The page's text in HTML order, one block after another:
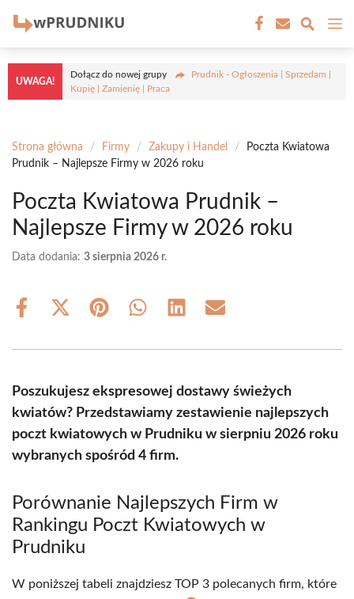
treści
UWAGA!
Dołącz do nowej grupy
Prudnik - Ogłoszenia | Sprzedam |
Kupię | Zamienię | Praca
Strona główna / Firmy / Zakupy i Handel /
Poczta Kwiatowa
Prudnik – Najlepsze Firmy w 2026 roku
Poczta Kwiatowa Prudnik –
Najlepsze Firmy w 2026 roku
Data dodania: 3 sierpnia 2026 r.
Share
Share
(Twitter)
Share Share Share Share
Poszukujesz ekspresowej dostawy świeżych
kwiatów? Przedstawiamy zestawienie najlepszych
poczt kwiatowych w Prudniku w sierpniu 2026 roku
wybranych spośród 4 firm.
Porównanie Najlepszych Firm w
Rankingu Poczt Kwiatowych w
Prudniku
W poniższej tabeli znajdziesz TOP 3 polecanych firm, które